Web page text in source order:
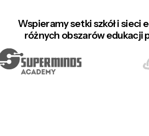
Wspieramy setki szkół i sieci
różnych obszarów edukacji